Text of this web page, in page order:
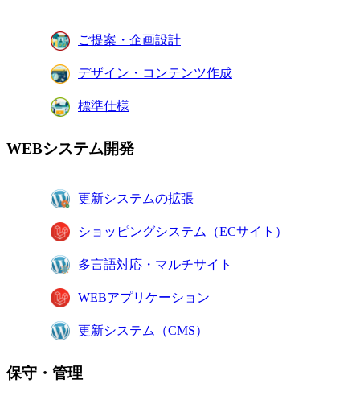
ご提案・企画設計
デザイン・コンテンツ作成
標準仕様
WEBシステム開発
更新システムの拡張
ショッピングシステム（ECサイト）
多言語対応・マルチサイト
WEBアプリケーション
更新システム（CMS）
保守・管理